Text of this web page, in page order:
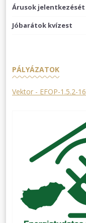
Árusok
Jóbarátok kvízest
PÁLYÁZATOK
Vektor - EFOP-1.5.2-